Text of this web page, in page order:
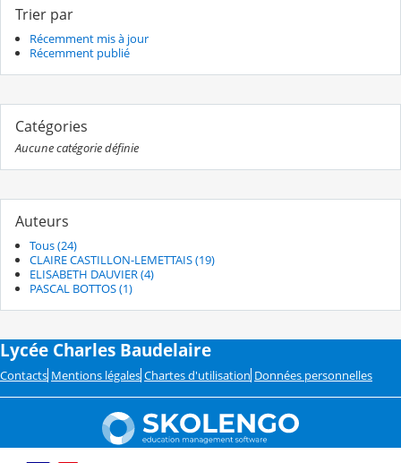
Trier par
Récemment mis à jour
Récemment publié
Catégories
Aucune catégorie définie
Auteurs
Tous (24)
CLAIRE CASTILLON-LEMETTAIS (19)
ELISABETH DAUVIER (4)
PASCAL BOTTOS (1)
Lycée Charles Baudelaire
Contacts Mentions légales Chartes d'utilisation Données personnelles